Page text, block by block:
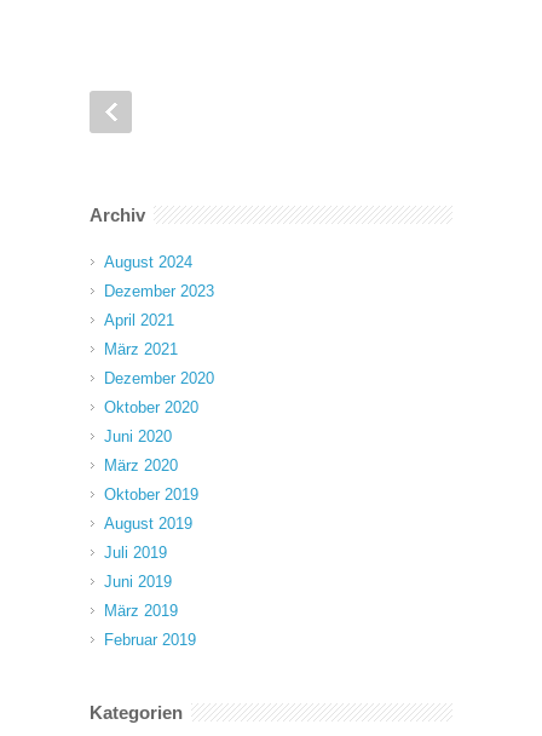
Archiv
August 2024
Dezember 2023
April 2021
März 2021
Dezember 2020
Oktober 2020
Juni 2020
März 2020
Oktober 2019
August 2019
Juli 2019
Juni 2019
März 2019
Februar 2019
Kategorien